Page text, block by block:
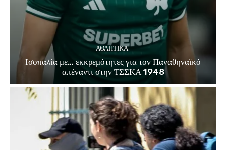
ΑΘΛΗΤΙΚΑ
Ισοπαλία με… εκκρεμότητες για τον Παναθηναϊκό
απέναντι στην ΤΣΣΚΑ 1948